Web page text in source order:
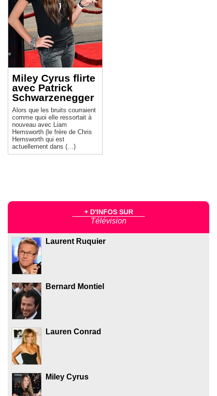
Miley Cyrus flirte
avec Patrick
Schwarzenegger
Alors que les bruits courraient
comme quoi elle ressortait à
nouveau avec Liam
Hemsworth (le frère de Chris
Hemsworth qui est
actuellement dans (…)
+ D'INFOS SUR
Télévision
Laurent Ruquier
Bernard Montiel
Lauren Conrad
Miley Cyrus